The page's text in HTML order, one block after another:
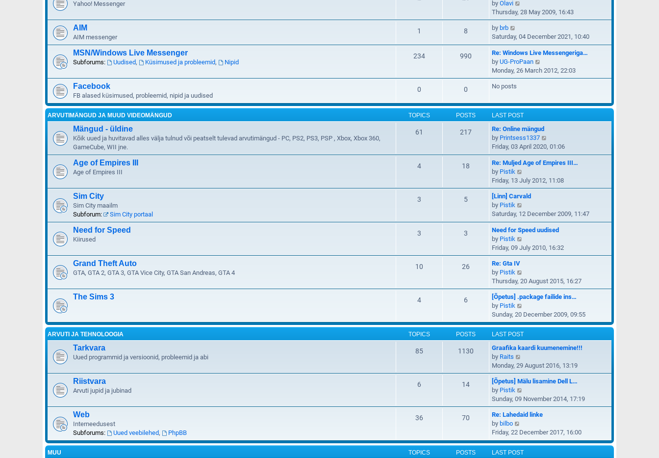
a
t
t
p
o
s
t
h
e
a
e
s
s
t
Yahoo! Messenger
by Olavi
i
e
t
h
e
l
a
t
p
o
s
t
Thursday, 28 May 2009, 16:43
AIM
AIM messenger
1 8 by brb
i
e
w
t
h
e
l
t
e
t
p
o
s
t
Saturday, 04 December 2021, 10:40
MSN/Windows Live Messenger
Subforums: Uudised, Küsimused ja probleemid, Nipid
234 990
Re: Windows Live Messengeriga…
by UG-ProPaan
i
e
h
l
a
t
e
s
o
Monday, 26 March 2012, 22:03
Facebook
FB alased küsimused, probleemid, nipid ja uudised
0 0 No posts
ARVUTIMÄNGUD JA MUUD VIDEOMÄNGUD TOPICS POSTS LAST POST
Mängud - üldine
Kõik uued ja huvitavad alles välja tulnud või peatselt tulevad arvutimängud - PC, PS2, PS3, PSP , Xbox, Xbox 360,
GameCube, WII jne.
61 217
Re: Online mängud
by Printsess1337
i
e
w
h
e
t
e
s
p
t
Friday, 03 April 2020, 01:06
Age of Empires III
Age of Empires III
4 18
Re: Muljed Age of Empires III…
by Pistik
i
e
w
h
e
l
t
t
o
t
Friday, 13 July 2012, 11:08
Sim City
Sim City maailm
Subforum:
Sim City portaal
3 5
[Linn] Carvald
by Pistik
i
e
w
h
e
t
t
o
s
t
Saturday, 12 December 2009, 11:47
Need for Speed
Kiirused
3 3
Need for Speed uudised
by Pistik
i
e
h
e
l
t
e
s
o
t
Friday, 09 July 2010, 16:32
Grand Theft Auto
GTA, GTA 2, GTA 3, GTA Vice City, GTA San Andreas, GTA 4
10 26
Re: Gta IV
by Pistik
i
e
w
h
e
l
a
t
s
t
o
t
Thursday, 20 August 2015, 16:27
The Sims 3 4 6
[Õpetus] .package failide ins…
by Pistik
i
e
w
t
h
l
a
t
s
t
o
t
Sunday, 20 December 2009, 09:55
ARVUTI JA TEHNOLOOGIA TOPICS POSTS LAST POST
Tarkvara
Uued programmid ja versioonid, probleemid ja abi
85 1130
Graafika kaardi kuumenemine!!!
by Raits
i
e
w
t
h
e
l
t
e
s
Monday, 29 August 2016, 13:19
Riistvara
Arvuti jupid ja jubinad
6 14
[Õpetus] Mälu lisamine Dell L…
by Pistik
i
e
w
h
e
l
Sunday, 09 November 2014, 17:19
Web
Interneedusest
Subforums:
Uued veebilehed, PhpBB
36 70
Re: Lahedaid linke
by bilbo
i
e
w
Friday, 22 December 2017, 16:00
MUU TOPICS POSTS LAST POST